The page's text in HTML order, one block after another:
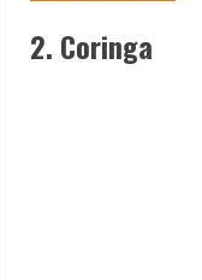
2. Coringa